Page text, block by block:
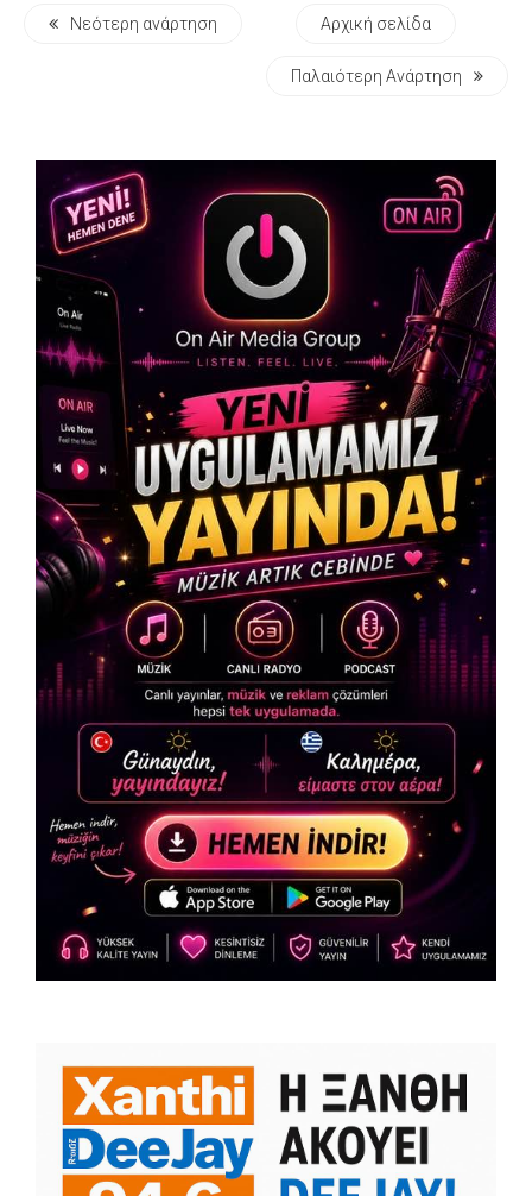
Νεότερη ανάρτηση Αρχική σελίδα
Παλαιότερη Ανάρτηση